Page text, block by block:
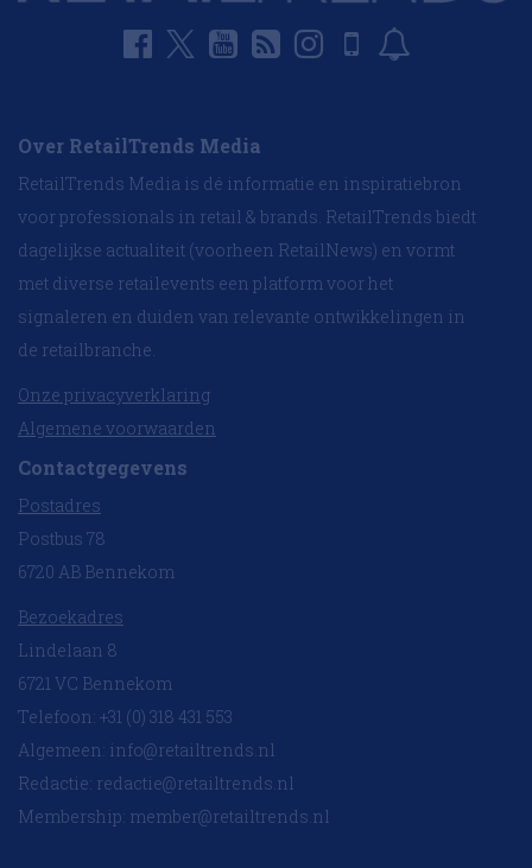
Over RetailTrends Media
RetailTrends Media is dé informatie en inspiratiebron
voor professionals in retail & brands. RetailTrends biedt
dagelijkse actualiteit (voorheen RetailNews) en vormt
met diverse retailevents een platform voor het
signaleren en duiden van relevante ontwikkelingen in
de retailbranche.
Onze privacyverklaring
Algemene voorwaarden
Contactgegevens
Postadres
Postbus 78
6720 AB Bennekom
Bezoekadres
Lindelaan 8
6721 VC Bennekom
Telefoon: +31 (0) 318 431 553
Algemeen: info@retailtrends.nl
Redactie: redactie@retailtrends.nl
Membership: member@retailtrends.nl